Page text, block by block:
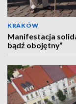
KRAKÓW
Manifestacja
bądź obojętny”